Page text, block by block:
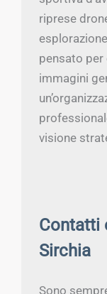
riprese
pensato per
immagini
visione
Contatti
Sirchia
Sono